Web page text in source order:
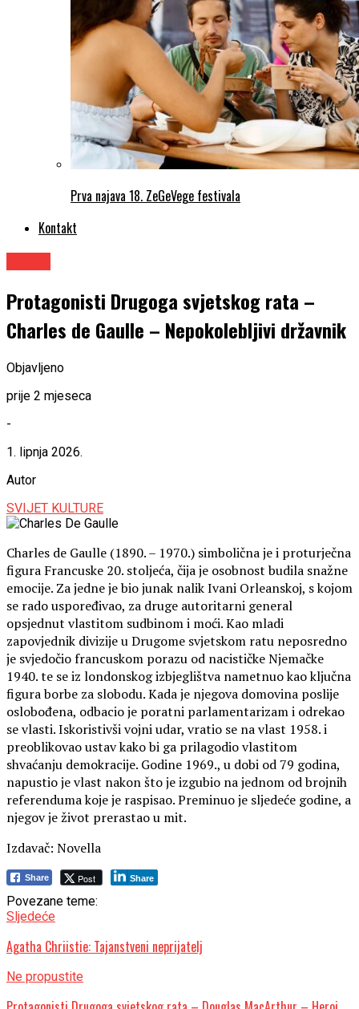
Prva najava 18. ZeGeVege festivala
Kontakt
Protagonisti Drugoga svjetskog rata –
Charles de Gaulle – Nepokolebljivi državnik
Objavljeno
prije 2 mjeseca
-
1. lipnja 2026.
Autor
SVIJET KULTURE
Charles de Gaulle (1890. – 1970.) simbolična je i proturječna
figura Francuske 20. stoljeća, čija je osobnost budila snažne
emocije. Za jedne je bio junak nalik Ivani Orleanskoj, s kojom
se rado uspoređivao, za druge autoritarni general
opsjednut vlastitom sudbinom i moći. Kao mladi
zapovjednik divizije u Drugome svjetskom ratu neposredno
je svjedočio francuskom porazu od nacističke Njemačke
1940. te se iz londonskog izbjeglištva nametnuo kao ključna
figura borbe za slobodu. Kada je njegova domovina poslije
oslobođena, odbacio je poratni parlamentarizam i odrekao
se vlasti. Iskoristivši vojni udar, vratio se na vlast 1958. i
preoblikovao ustav kako bi ga prilagodio vlastitom
shvaćanju demokracije. Godine 1969., u dobi od 79 godina,
napustio je vlast nakon što je izgubio na jednom od brojnih
referenduma koje je raspisao. Preminuo je sljedeće godine, a
njegov je život prerastao u mit.
Izdavač: Novella
Share Post Share
Povezane teme:
Sljedeće
Agatha Chriistie: Tajanstveni neprijatelj
Ne propustite